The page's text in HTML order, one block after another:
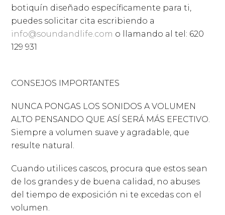
botiquín diseñado específicamente para ti,
puedes solicitar cita escribiendo a
info@soundandlife.com o llamando al tel: 620
129 931
CONSEJOS IMPORTANTES
NUNCA PONGAS LOS SONIDOS A VOLUMEN
ALTO PENSANDO QUE ASÍ SERÁ MÁS EFECTIVO.
Siempre a volumen suave y agradable, que
resulte natural.
Cuando utilices cascos, procura que estos sean
de los grandes y de buena calidad, no abuses
del tiempo de exposición ni te excedas con el
volumen.